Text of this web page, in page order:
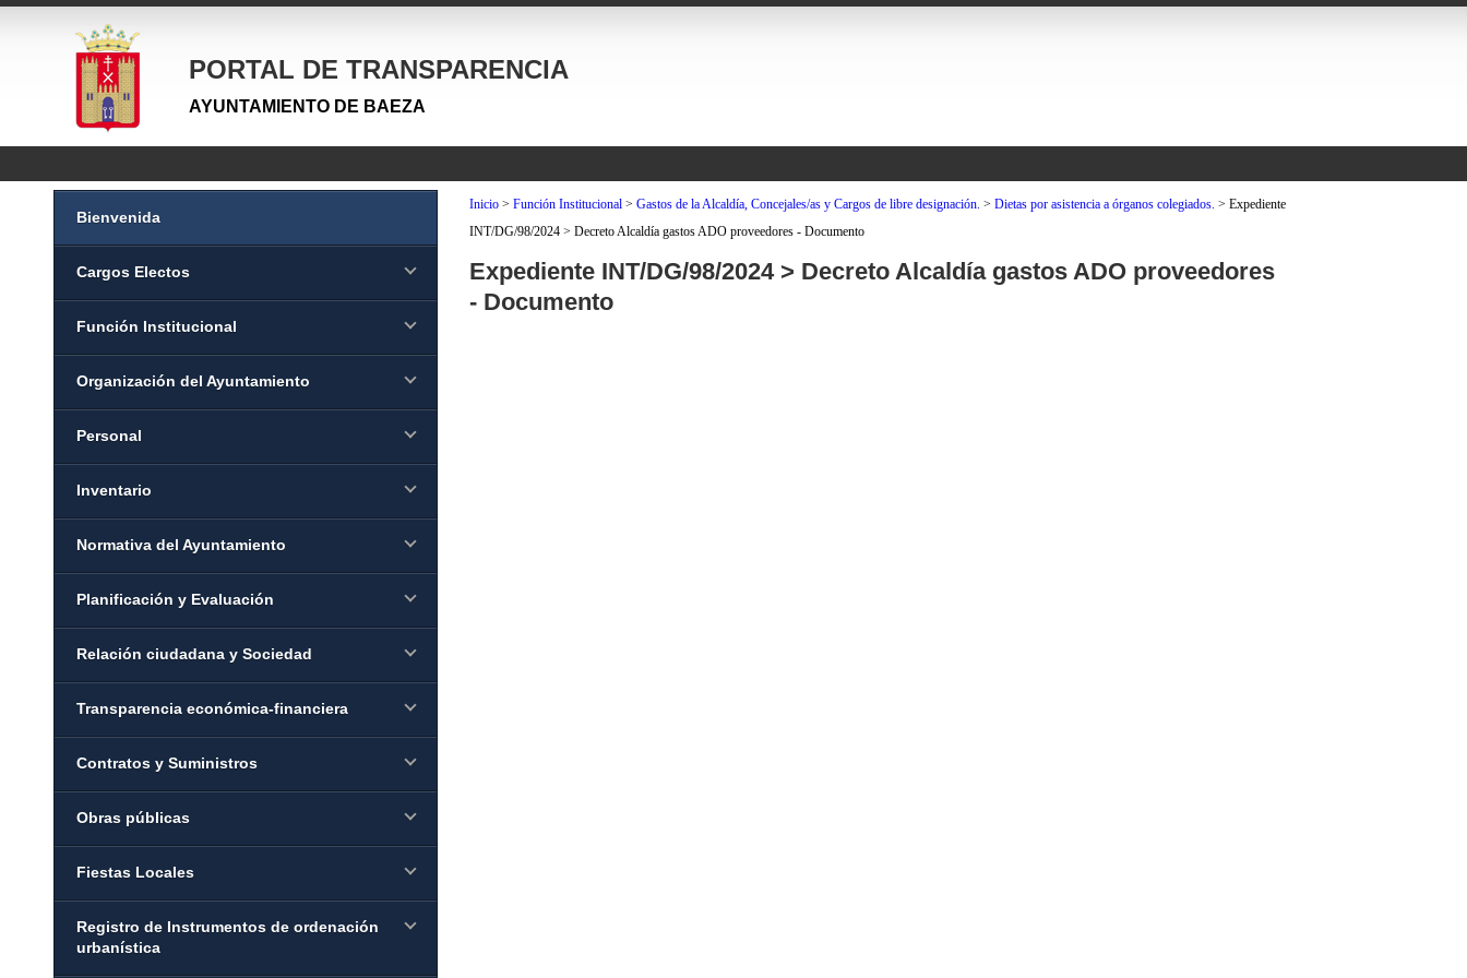
PORTAL DE TRANSPARENCIA
AYUNTAMIENTO DE BAEZA
Bienvenida
Cargos Electos
Función Institucional
Organización del Ayuntamiento
Personal
Inventario
Normativa del Ayuntamiento
Planificación y Evaluación
Relación ciudadana y Sociedad
Transparencia económica-financiera
Contratos y Suministros
Obras públicas
Fiestas Locales
Registro de Instrumentos de ordenación
urbanística
Inicio> Función Institucional > Gastos de la Alcaldía, Concejales/as y Cargos de libre designación. > Dietas por asistencia a órganos colegiados. > Expediente
INT/DG/98/2024 > Decreto Alcaldía gastos ADO proveedores - Documento
Expediente INT/DG/98/2024 > Decreto Alcaldía gastos ADO proveedores
- Documento